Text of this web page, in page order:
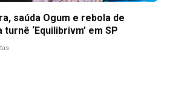
saúda Ogum e rebola de
‘Equilibrivm’ em SP